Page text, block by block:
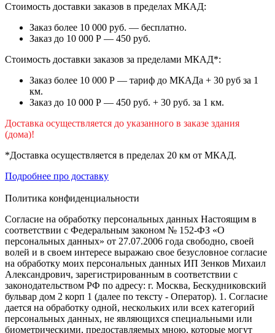
Стоимость доставки заказов в пределах МКАД:
Заказ более 10 000 руб. — бесплатно.
Заказ до 10 000 Р — 450 руб.
Стоимость доставки заказов за пределами МКАД*:
Заказ более 10 000 Р — тариф до МКАДа + 30 руб за 1
км.
Заказ до 10 000 Р — 450 руб. + 30 руб. за 1 км.
Доставка осуществляется до указанного в заказе здания
(дома)!
*Доставка осуществляется в пределах 20 км от МКАД.
Подробнее про доставку
Политика конфиденциальности
Согласие на обработку персональных данных Настоящим в
соответствии с Федеральным законом № 152-ФЗ «О
персональных данных» от 27.07.2006 года свободно, своей
волей и в своем интересе выражаю свое безусловное согласие
на обработку моих персональных данных ИП Зенков Михаил
Александрович, зарегистрированным в соответствии с
законодательством РФ по адресу: г. Москва, Бескудниковский
бульвар дом 2 корп 1 (далее по тексту - Оператор). 1. Согласие
дается на обработку одной, нескольких или всех категорий
персональных данных, не являющихся специальными или
биометрическими, предоставляемых мною, которые могут